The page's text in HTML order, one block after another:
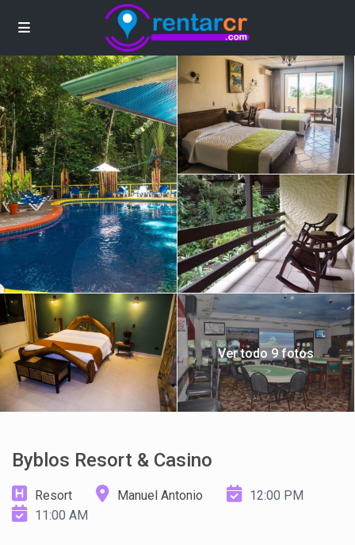
Ver todo 9 fotos
Byblos Resort & Casino
Resort Manuel Antonio
12:00 PM
11:00 AM